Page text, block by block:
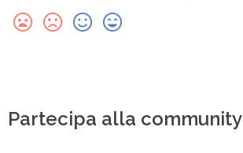
Partecipa alla community